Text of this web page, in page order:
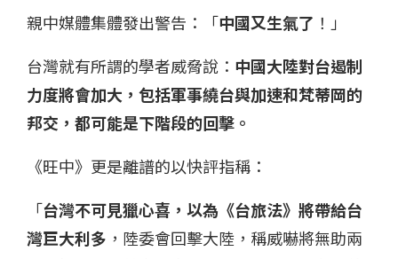
親中媒體集體發出警告：「中國又生氣了 ！」
台灣就有所謂的學者威脅說： 中國大陸對台遏制
力度將會加大，包括軍事繞台與加速和梵蒂岡的
邦交，都可能是下階段的回擊。
《旺中》更是離譜的以快評指稱：
「台灣不可見獵心喜，以為《台旅法》將帶給台
灣巨大利多 ，陸委會回擊大陸，稱威嚇將無助兩